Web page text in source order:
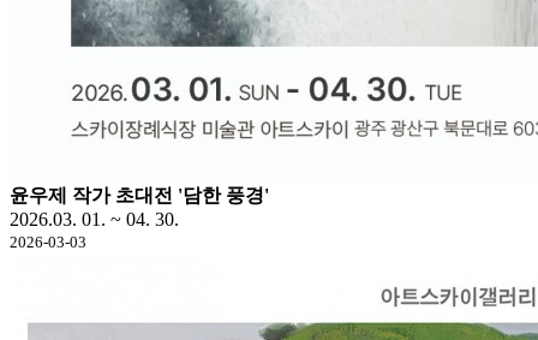
윤우제 작가 초대전 '담한 풍경'
2026.03. 01. ~ 04. 30.
2026-03-03